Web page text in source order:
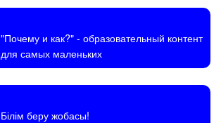
"Почему и как?"- образовательный контент
для самых маленьких
Білім беру жобасы!